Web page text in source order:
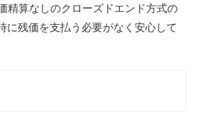
精算なしのクローズドエンド方式の
に残価を支払う必要がなく安心して